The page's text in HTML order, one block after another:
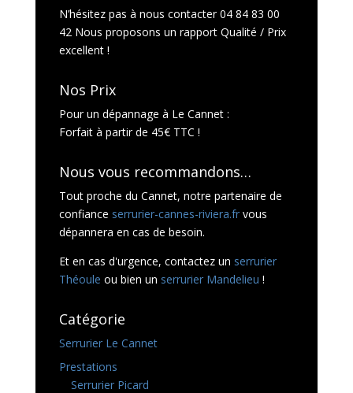
N’hésitez pas à nous contacter 04 84 83 00
42 Nous proposons un rapport Qualité / Prix
excellent !
Nos Prix
Pour un dépannage à Le Cannet :
Forfait à partir de 45€ TTC !
Nous vous recommandons…
Tout proche du Cannet, notre partenaire de
confiance serrurier-cannes-riviera.frvous
dépannera en cas de besoin.
Et en cas d'urgence, contactez un serrurier
Théoule ou bien un serrurier Mandelieu !
Catégorie
Serrurier Le Cannet
Prestations
Serrurier Picard